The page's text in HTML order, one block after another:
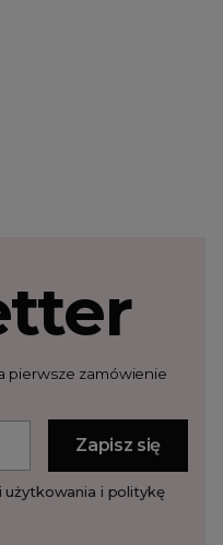
pierwsze zamówienie
i politykę